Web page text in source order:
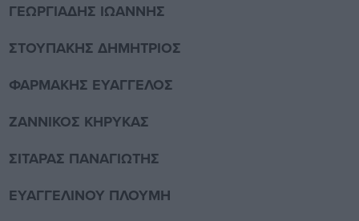
ΓΕΩΡΓΙΑΔΗΣ ΙΩΑΝΝΗΣ
ΣΤΟΥΠΑΚΗΣ ΔΗΜΗΤΡΙΟΣ
ΦΑΡΜΑΚΗΣ ΕΥΑΓΓΕΛΟΣ
ΖΑΝΝΙΚΟΣ ΚΗΡΥΚΑΣ
ΣΙΤΑΡΑΣ ΠΑΝΑΓΙΩΤΗΣ
ΕΥΑΓΓΕΛΙΝΟΥ ΠΛΟΥΜΗ